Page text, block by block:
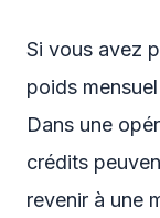
Si vous avez
poids
Dans une
crédits
revenir à une